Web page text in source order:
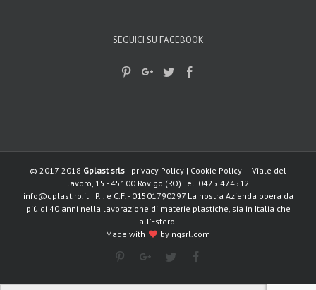
SEGUICI SU FACEBOOK
© 2017-2018 Gplast srls | privacy Policy | Cookie Policy | - Viale del
lavoro, 15 - 45100 Rovigo (RO) Tel. 0425 474512
info@gplast.ro.it| P.I. e C.F. - 01501790297 La nostra Azienda opera da
più di 40 anni nella lavorazione di materie plastiche, sia in Italia che
all’Estero.
Made with
by ngsrl.com
PinterestGoogle+Twitter